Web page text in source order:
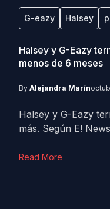
G-eazy Halsey
Halsey y G-Eazy
menos de 6 meses
By Alejandra Marín
Halsey y G-Eazy
más. Según E!
Read More